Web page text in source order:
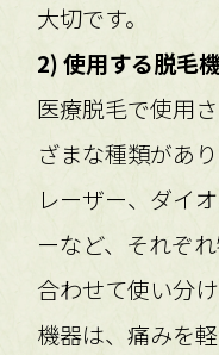
大切です。
2) 使用する脱毛
医療脱毛で使用
ざまな種類があ
レーザー、ダイ
ーなど、それぞ
合わせて使い分
機器は、痛みを